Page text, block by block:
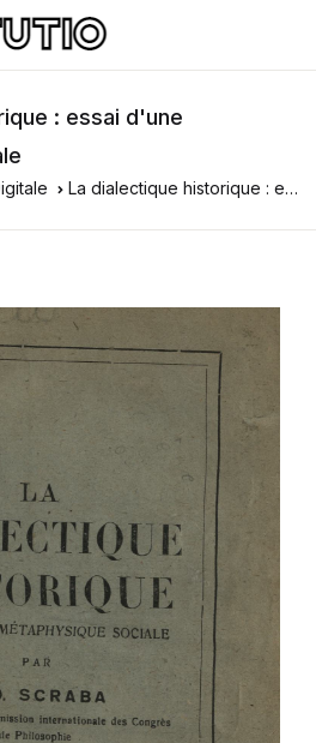
: essai d'une
La dialectique historique : essai d'une métaphysique sociale